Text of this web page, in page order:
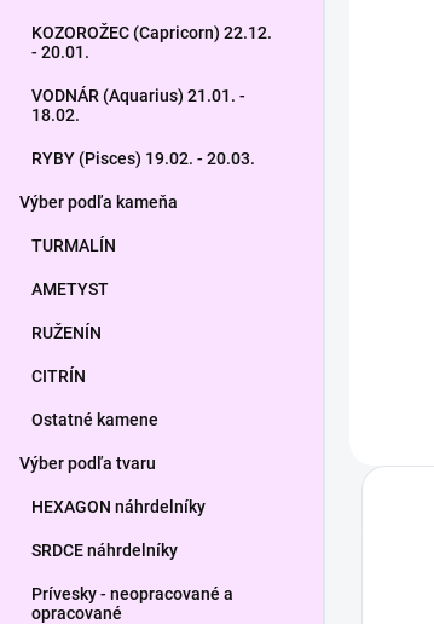
KOZOROŽEC (Capricorn) 22.12.
- 20.01.
VODNÁR (Aquarius) 21.01. -
18.02.
RYBY (Pisces) 19.02. - 20.03.
Výber podľa kameňa
TURMALÍN
AMETYST
RUŽENÍN
CITRÍN
Ostatné kamene
Výber podľa tvaru
HEXAGON náhrdelníky
SRDCE náhrdelníky
Prívesky - neopracované a
opracované